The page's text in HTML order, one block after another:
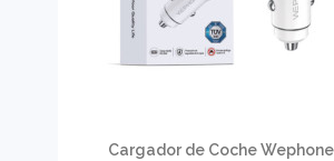
Cargador de Coche Wephone